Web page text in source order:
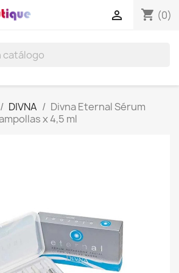
shopping_cart (0)

DIVNA
Divna Eternal Sérum
x 4,5 ml